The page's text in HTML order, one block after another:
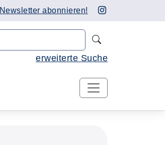
Newsletter abonnieren!
erweiterte Suche